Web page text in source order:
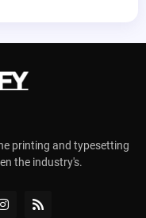
printing and typesetting
the industry's.